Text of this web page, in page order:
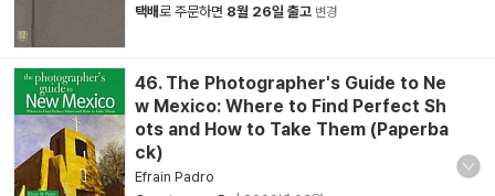
택배로 주문하면 8월 26일 출고 변경
46. The Photographer's Guide to Ne
w Mexico: Where to Find Perfect Sh
ots and How to Take Them (Paperba
ck)
Efrain Padro